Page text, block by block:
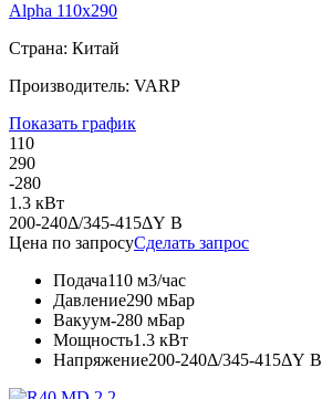
Alpha 110x290
Страна: Китай
Производитель: VARP
Показать график
110
290
-280
1.3 кВт
200-240Δ/345-415ΔY В
Цена по запросуСделать запрос
Подача110 м3/час
Давление290 мБар
Вакуум-280 мБар
Мощность1.3 кВт
Напряжение200-240Δ/345-415ΔY В